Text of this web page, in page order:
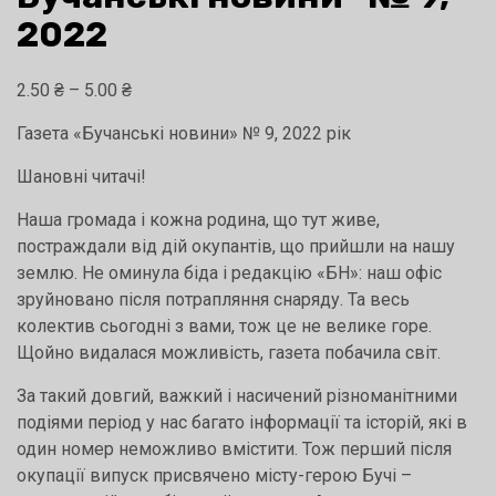
2022
2.50 ₴ – 5.00 ₴Діапазон
від
2.50 ₴
5.00 ₴
Газета «Бучанські новини» № 9, 2022 рік
Шановні читачі!
Наша громада і кожна родина, що тут живе,
постраждали від дій окупантів, що прийшли на нашу
землю. Не оминула біда і редакцію «БН»: наш офіс
зруйновано після потрапляння снаряду. Та весь
колектив сьогодні з вами, тож це не велике горе.
Щойно видалася можливість, газета побачила світ.
За такий довгий, важкий і насичений різноманітними
подіями період у нас багато інформації та історій, які в
один номер неможливо вмістити. Тож перший після
окупації випуск присвячено місту-герою Бучі –